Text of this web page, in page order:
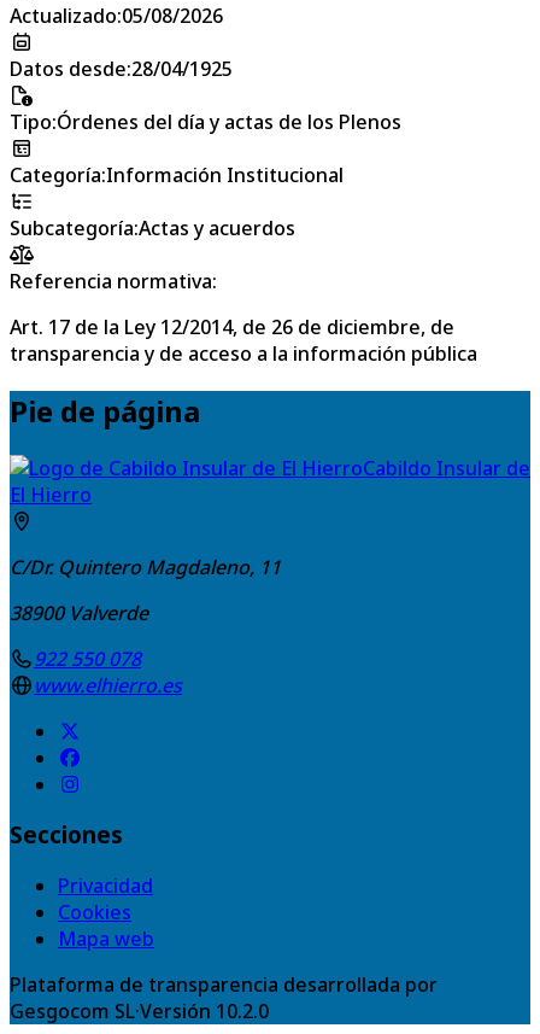
Actualizado:05/08/2026
Datos desde:28/04/1925
Tipo:Órdenes del día y actas de los Plenos
Categoría:Información Institucional
Subcategoría:Actas y acuerdos
Referencia normativa:
Art. 17 de la Ley 12/2014, de 26 de diciembre, de
transparencia y de acceso a la información pública
Pie de página
Cabildo Insular de
El Hierro
C/Dr. Quintero Magdaleno, 11
38900 Valverde
922 550 078
www.elhierro.es
Secciones
Privacidad
Cookies
Mapa web
Plataforma de transparencia desarrollada por
Gesgocom SL·Versión 10.2.0